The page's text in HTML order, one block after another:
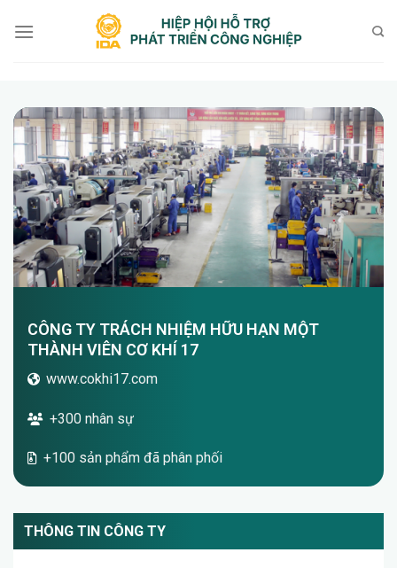
qua
CÔNG TY TRÁCH NHIỆM HỮU HẠN MỘT
THÀNH VIÊN CƠ KHÍ 17
www.cokhi17.com
+300 nhân sự
+100 sản phẩm đã phân phối
THÔNG TIN CÔNG TY